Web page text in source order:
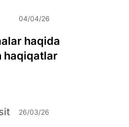
haqida
haqiqatlar
04/04/26
26/03/26